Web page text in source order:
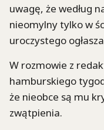
uwagę, że według
nieomylny tylko w
uroczystego
W rozmowie z
hamburskiego
że nieobce są mu
zwątpienia.